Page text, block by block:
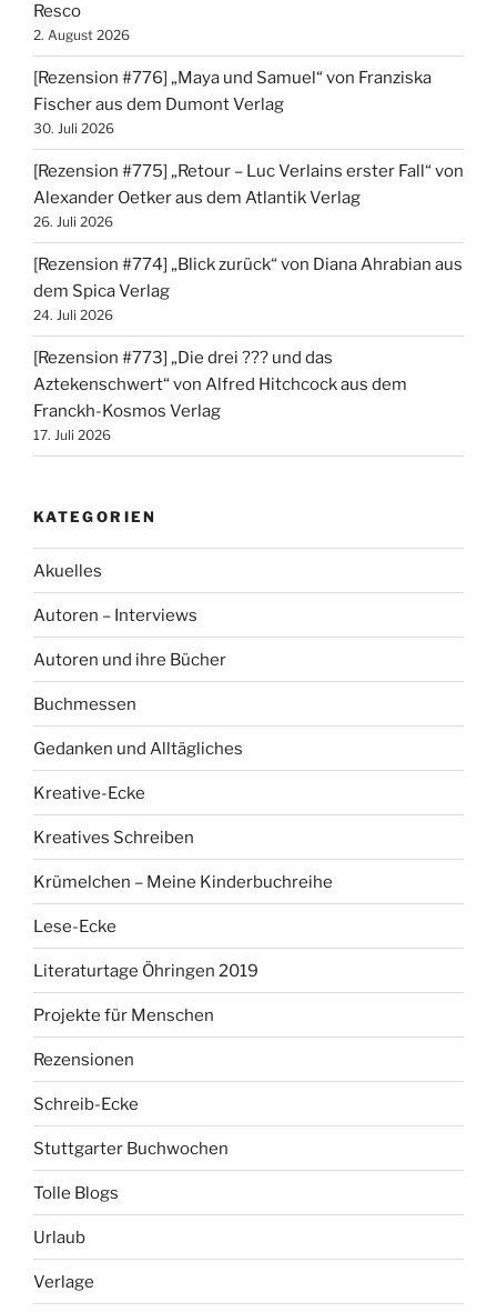
Resco
2. August 2026
[Rezension #776] „Maya und Samuel“ von Franziska
Fischer aus dem Dumont Verlag
30. Juli 2026
[Rezension #775] „Retour – Luc Verlains erster Fall“ von
Alexander Oetker aus dem Atlantik Verlag
26. Juli 2026
[Rezension #774] „Blick zurück“ von Diana Ahrabian aus
dem Spica Verlag
24. Juli 2026
[Rezension #773] „Die drei ??? und das
Aztekenschwert“ von Alfred Hitchcock aus dem
Franckh-Kosmos Verlag
17. Juli 2026
KATEGORIEN
Akuelles
Autoren – Interviews
Autoren und ihre Bücher
Buchmessen
Gedanken und Alltägliches
Kreative-Ecke
Kreatives Schreiben
Krümelchen – Meine Kinderbuchreihe
Lese-Ecke
Literaturtage Öhringen 2019
Projekte für Menschen
Rezensionen
Schreib-Ecke
Stuttgarter Buchwochen
Tolle Blogs
Urlaub
Verlage